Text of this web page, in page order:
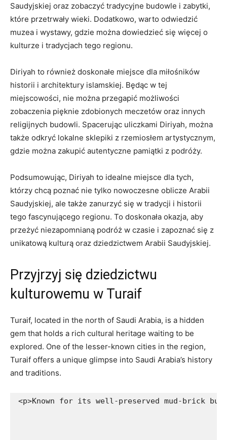
Saudyjskiej oraz zobaczyć tradycyjne‍ budowle ‌i zabytki,⁣
które przetrwały wieki. Dodatkowo, warto odwiedzić
muzea i wystawy, gdzie‌ można dowiedzieć się ‍więcej o
kulturze i tradycjach tego‌ regionu.
Diriyah to również doskonałe miejsce dla miłośników
historii i architektury islamskiej. Będąc ‍w⁤ tej
miejscowości, nie można przegapić możliwości
⁢zobaczenia pięknie zdobionych meczetów oraz innych
religijnych budowli. ‌Spacerując uliczkami Diriyah, można
także odkryć lokalne​ sklepiki⁤ z rzemiosłem artystycznym,
gdzie można zakupić autentyczne pamiątki z podróży.
Podsumowując, ‌Diriyah to idealne miejsce dla tych,
którzy ​chcą poznać nie tylko nowoczesne oblicze Arabii
Saudyjskiej, ale także ‍zanurzyć się w tradycji i historii
tego fascynującego ⁢regionu. To doskonała okazja, ⁢aby
przeżyć niezapomnianą ‌podróż w ⁤czasie i zapoznać się‌ z
unikatową kulturą oraz dziedzictwem ⁣Arabii Saudyjskiej.
Przyjrzyj się dziedzictwu
kulturowemu w Turaif
Turaif, ‍located in ‌the north of Saudi Arabia, is ‌a‍ hidden
gem that holds a rich cultural heritage waiting to be
explored. One⁢ of the lesser-known cities in⁤ the region,⁢
Turaif offers ⁤a ‌unique glimpse into ‌Saudi Arabia’s history‍
and traditions.
<p>Known for its well-preserved mud-brick